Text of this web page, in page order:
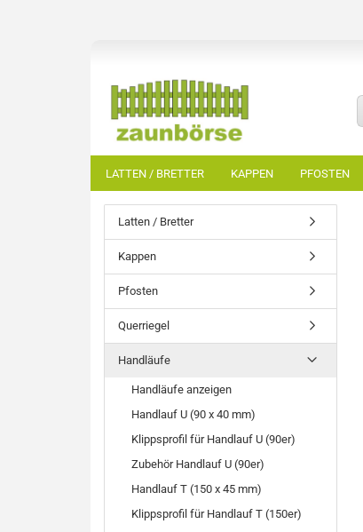
LATTEN / BRETTER KAPPEN PFOSTEN
Latten / Bretter
Kappen
Pfosten
Querriegel
Handläufe
Handläufe anzeigen
Handlauf U (90 x 40 mm)
Klippsprofil für Handlauf U (90er)
Zubehör Handlauf U (90er)
Handlauf T (150 x 45 mm)
Klippsprofil für Handlauf T (150er)